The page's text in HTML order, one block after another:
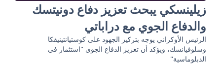
زيلينسكي يبحث تعزيز دفاع دونيتسك
والدفاع الجوي مع دراباتي
الرئيس الأوكراني يوجه بتركيز الجهود على كوستيانتينيفكا
وسلوفيانسك، ويؤكد أن تعزيز الدفاع الجوي "استثمار في
الدبلوماسية"